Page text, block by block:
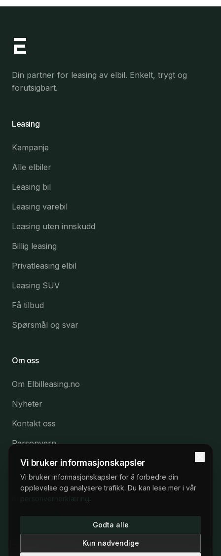
Vi bruker informasjonskapsler
Vi bruker informasjonskapsler for å forbedre din
opplevelse og analysere trafikk. Du kan lese mer i vår
personvernerklæring.
Godta alle
Kun nødvendige
22 53 57 53
Man–fre 09:00–17:00
Din partner for leasing av elbil. Enkelt, trygt og
forutsigbart.
Leasing
Kampanje
Alle elbiler
Leasing bil
Leasing varebil
Leasing uten innskudd
Billig leasing
Privatleasing elbil
Leasing SUV
Få tilbud
Spørsmål og svar
Om oss
Om Elbilleasing.no
Nyheter
Kontakt oss
Personvern
Vilkår
Kontakt
post@elbilleasing.no